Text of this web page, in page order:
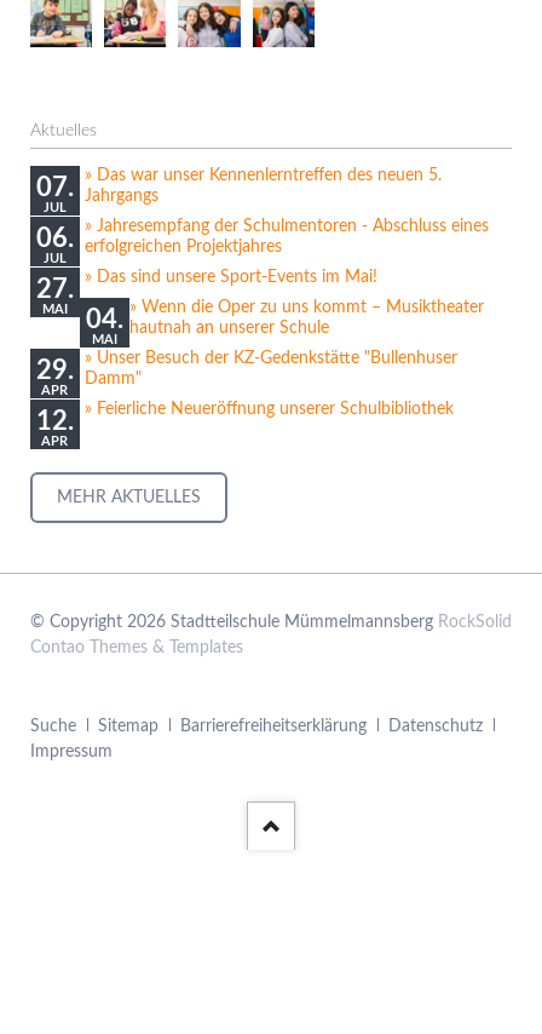
Aktuelles
07.
JUL
Das war unser Kennenlerntreffen des neuen 5.
Jahrgangs
06.
JUL
Jahresempfang der Schulmentoren - Abschluss eines
erfolgreichen Projektjahres
27.
MAI
Das sind unsere Sport-Events im Mai!
04.
MAI
Wenn die Oper zu uns kommt – Musiktheater
hautnah an unserer Schule
29.
APR
Unser Besuch der KZ-Gedenkstätte "Bullenhuser
Damm"
12.
APR
Feierliche Neueröffnung unserer Schulbibliothek
MEHR AKTUELLES
© Copyright 2026 Stadtteilschule Mümmelmannsberg RockSolid
Contao Themes & Templates
Navigation
überspringen
Suche Sitemap Barrierefreiheitserklärung
Datenschutz
Impressum